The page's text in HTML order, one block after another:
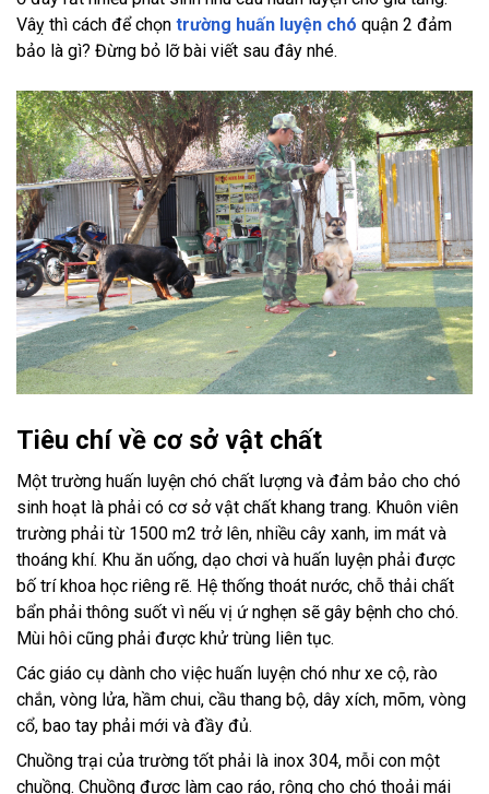
Vâỵ thì cách để chọn trường huấn luyện chó quận 2 đảm
bảo là gì? Đừng bỏ lỡ bài viết sau đây nhé.
Tiêu chí về cơ sở vật chất
Một trường huấn luyện chó chất lượng và đảm bảo cho chó
sinh hoạt là phải có cơ sở vật chất khang trang. Khuôn viên
trường phải từ 1500 m2 trở lên, nhiều cây xanh, im mát và
thoáng khí. Khu ăn uống, dạo chơi và huấn luyện phải được
bố trí khoa học riêng rẽ. Hệ thống thoát nước, chỗ thải chất
bẩn phải thông suốt vì nếu vị ứ nghẹn sẽ gây bệnh cho chó.
Mùi hôi cũng phải được khử trùng liên tục.
Các giáo cụ dành cho việc huấn luyện chó như xe cộ, rào
chắn, vòng lửa, hầm chui, cầu thang bộ, dây xích, mõm, vòng
cổ, bao tay phải mới và đầy đủ.
Chuồng trại của trường tốt phải là inox 304, mỗi con một
chuồng. Chuồng được làm cao ráo, rộng cho chó thoải mái